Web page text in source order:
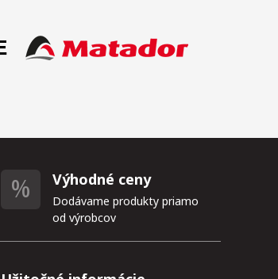
Výhodné ceny
Dodávame produkty priamo
od výrobcov